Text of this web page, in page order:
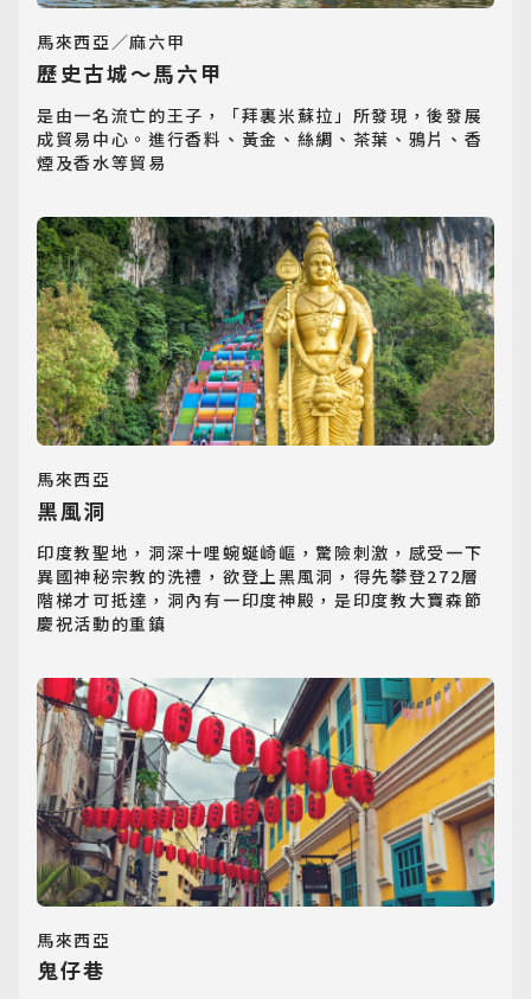
馬來西亞／麻六甲
歷史古城～馬六甲
是由一名流亡的王子，「拜裏米蘇拉」所發現，後發展
成貿易中心。進行香料、黃金、絲綢、茶葉、鴉片、香
煙及香水等貿易
馬來西亞
黑風洞
印度教聖地，洞深十哩蜿蜒崎嶇，驚險刺激，感受一下
異國神秘宗教的洗禮，欲登上黑風洞，得先攀登272層
階梯才可抵達，洞內有一印度神殿，是印度教大寶森節
慶祝活動的重鎮
馬來西亞
鬼仔巷